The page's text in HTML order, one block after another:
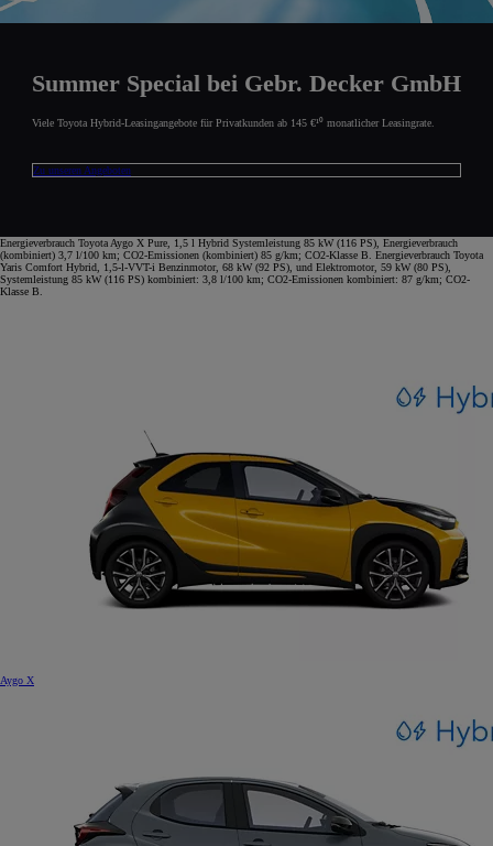
Summer Special bei Gebr. Decker GmbH
Viele Toyota Hybrid-Leasingangebote für Privatkunden ab 145 €¹⁰ monatlicher Leasingrate.
Zu unseren Angeboten
Energieverbrauch Toyota Aygo X Pure, 1,5 l Hybrid Systemleistung 85 kW (116 PS), Energieverbrauch
(kombiniert) 3,7 l/100 km; CO2-Emissionen (kombiniert) 85 g/km; CO2-Klasse B. Energieverbrauch Toyota
Yaris Comfort Hybrid, 1,5-l-VVT-i Benzinmotor, 68 kW (92 PS), und Elektromotor, 59 kW (80 PS),
Systemleistung 85 kW (116 PS) kombiniert: 3,8 l/100 km; CO2-Emissionen kombiniert: 87 g/km; CO2-
Klasse B.
Aygo X